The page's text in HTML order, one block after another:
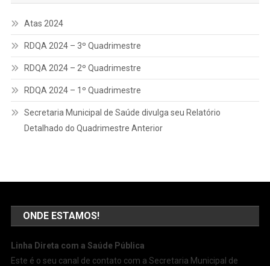
Atas 2024
RDQA 2024 – 3º Quadrimestre
RDQA 2024 – 2º Quadrimestre
RDQA 2024 – 1º Quadrimestre
Secretaria Municipal de Saúde divulga seu Relatório
Detalhado do Quadrimestre Anterior
ONDE ESTAMOS!
Linha Direta com a Saúde Pública
Este é o seu canal de contato com a Secretaria Municipal de